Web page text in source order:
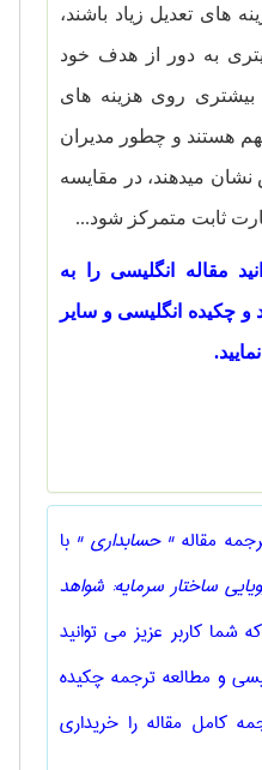
های تعدیل زیاد باشند،
به دور از هدف خود
بیشتری روی هزینه­ های
مهم هستند و چطور مدیران
می­دهند، در مقایسه
ثابت متمرکز شود...
مقاله انگلیسی را به
و چکیده انگلیسی و سایر
مقاله " حسابداری " با
ساختار سرمایه: شواهد
شما کاربر عزیز می توانید
و مطالعه ترجمه چکیده
کامل مقاله را خریداری